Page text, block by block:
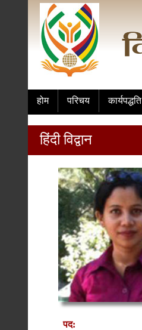
होम परिचय कार्यपद्धति
हिंदी विद्वान
पद: